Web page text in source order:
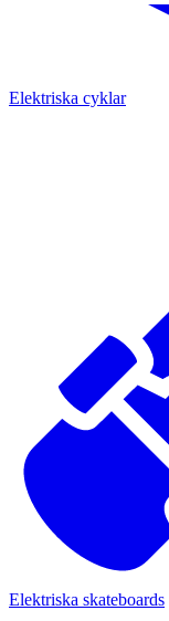
Elektriska cyklar
Elektriska skateboards